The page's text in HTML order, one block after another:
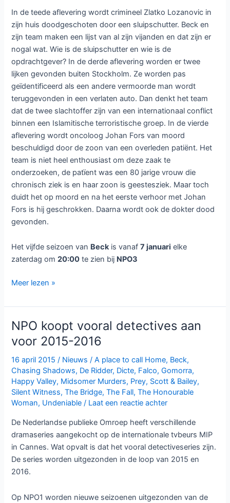
In de teede aflevering wordt crimineel Zlatko Lozanovic in
zijn huis doodgeschoten door een sluipschutter. Beck en
zijn team maken een lijst van al zijn vijanden en dat zijn er
nogal wat. Wie is de sluipschutter en wie is de
opdrachtgever? In de derde aflevering worden er twee
lijken gevonden buiten Stockholm. Ze worden pas
geïdentificeerd als een andere vermoorde man wordt
teruggevonden in een verlaten auto. Dan denkt het team
dat de twee slachtoffer zijn van een internationaal conflict
binnen een Islamitische terroristische groep. In de vierde
aflevering wordt oncoloog Johan Fors van moord
beschuldigd door de zoon van een overleden patiënt. Het
team is niet heel enthousiast om deze zaak te
onderzoeken, de patïent was een 80 jarige vrouw die
chronisch ziek is en haar zoon is geestesziek. Maar toch
duidt het op moord en na het eerste verhoor met Johan
Fors is hij geschrokken. Daarna wordt ook de dokter dood
gevonden.
Het vijfde seizoen van Beckis vanaf7 januari elke
zaterdag om20:00 te zien bij NPO3
Beck
5
bij
NPO3
Meer lezen »
NPO koopt vooral detectives aan
voor 2015-2016
16 april 2015/ Nieuws /A place to call Home, Beck,
Chasing Shadows, De Ridder, Dicte, Falco,Gomorra,
Happy Valley, Midsomer Murders, Prey, Scott & Bailey,
Silent Witness,The Bridge,The Fall,The Honourable
Woman, Undeniable / Laat een reactie achter
De Nederlandse publieke Omroep heeft verschillende
dramaseries aangekocht op de internationale tvbeurs MIP
in Cannes. Wat opvalt is dat het vooral detectiveseries zijn.
De series worden uitgezonden in de loop van 2015 en
2016.
Op NPO1 worden nieuwe seizoenen uitgezonden van de